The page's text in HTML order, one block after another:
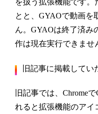
とと、GYAOで動画を
ん。GYAOは終了済み
作は現在実行できませ
旧記事に掲載してい
旧記事では、Chrome
れると拡張機能のアイ